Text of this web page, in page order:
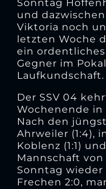
Sonntag
und
Viktoria noch
letzten Woche
ein
Gegner im
Laufkundschaft.
Der SSV 04
Wochenende
Nach den
Ahrweiler (1:4),
Koblenz (1:1)
Mannschaft
Sonntag wieder
Frechen 2:0,